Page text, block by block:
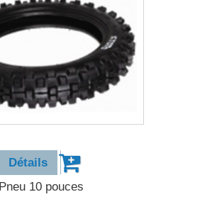
Détails
Pneu 10 pouces